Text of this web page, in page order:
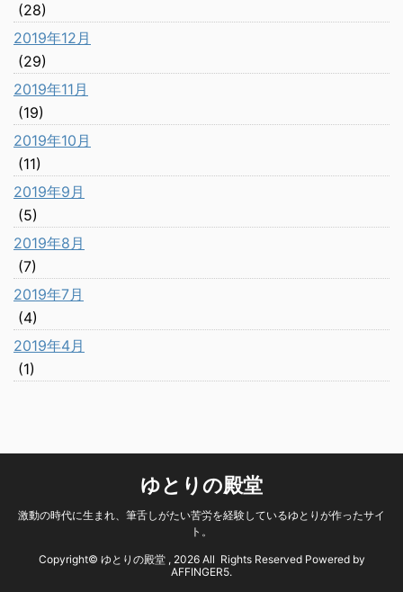
(28)
2019年12月
(29)
2019年11月
(19)
2019年10月
(11)
2019年9月
(5)
2019年8月
(7)
2019年7月
(4)
2019年4月
(1)
ゆとりの殿堂
激動の時代に生まれ、筆舌しがたい苦労を経験しているゆとりが作ったサイ
ト。
Copyright© ゆとりの殿堂 , 2026 All Rights Reserved Powered by
AFFINGER5.